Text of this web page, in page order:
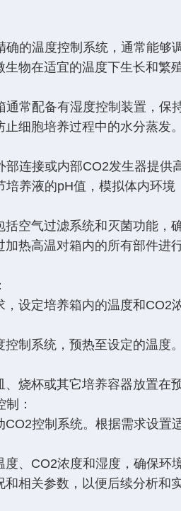
确的温度控制系统，通常能
生物在适宜的温度下生长和繁
通常配备有湿度控制装置，
止细胞培养过程中的水分蒸发
部连接或内部CO2发生器提
培养液的pH值，模拟体内环
括空气过滤系统和灭菌功能
加热高温对箱内的所有部件
，设定培养箱内的温度和
控制系统，预热至设定的温
、烧杯或其它培养容器放置
制：
CO2控制系统。根据需求设
度、CO2浓度和湿度，确保
和相关参数，以便后续分析和